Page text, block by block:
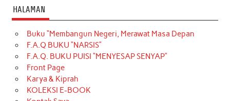
HALAMAN
Buku “Membangun Negeri, Merawat Masa Depan
F.A.Q BUKU “NARSIS”
F.A.Q. BUKU PUISI “MENYESAP SENYAP”
Front Page
Karya & Kiprah
KOLEKSI E-BOOK